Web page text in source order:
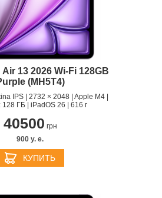
13 2026 Wi-Fi 128GB
(MH5T4)
IPS | 2732 × 2048 | Apple M4 |
128 ГБ | iPadOS 26 | 616 г
40500 грн
900 y. e.
КУПИТЬ